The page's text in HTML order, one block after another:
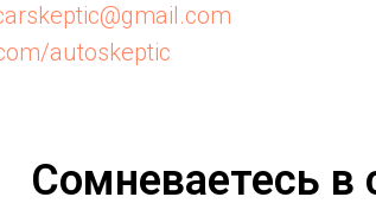
autoskeptic
Сомневаетесь